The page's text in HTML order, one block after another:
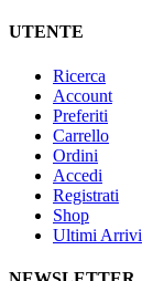
UTENTE
Ricerca
Account
Preferiti
Carrello
Ordini
Accedi
Registrati
Shop
Ultimi Arrivi